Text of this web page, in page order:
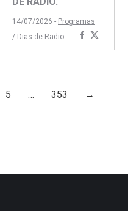
14/07/2026 - Programas
/ Dias de Radio
Compartir
concon
5 … 353 →